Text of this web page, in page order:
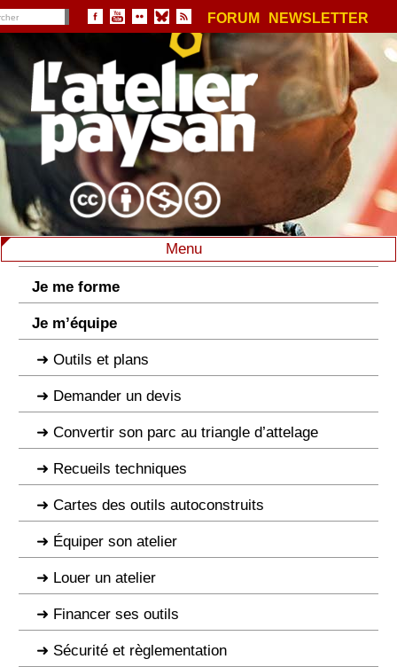
FORUM NEWSLETTER
Menu
Je me forme
Je m’équipe
Outils et plans
Demander un devis
Convertir son parc au triangle d’attelage
Recueils techniques
Cartes des outils autoconstruits
Équiper son atelier
Louer un atelier
Financer ses outils
Sécurité et règlementation